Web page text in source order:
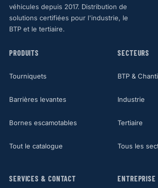
véhicules depuis 2017. Distribution de
solutions certifiées pour l'industrie, le
BTP et le tertiaire.
PRODUITS
Tourniquets
Barrières levantes
Bornes escamotables
Tout le catalogue
SECTEURS
BTP &
Industrie
Tertiaire
Tous les
SERVICES & CONTACT ENTREPRISE